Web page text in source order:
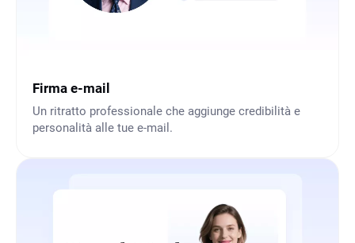
Firma e-mail
Un ritratto professionale che aggiunge credibilità e
personalità alle tue e-mail.